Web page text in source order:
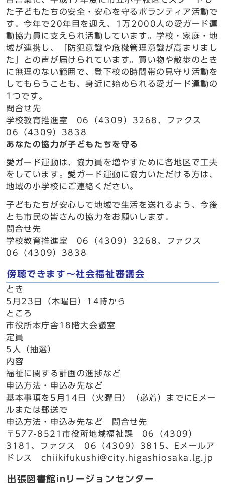
た子どもたちの安全・安心を守るボランティア活動で
す。今年で20年目を迎え、1万2000人の愛ガード運
動協力員に支えられ活動しています。学校・家庭・地
域が連携し、「防犯意識や危機管理意識が高まりまし
た」との声が届けられています。買い物や散歩のとき
に無理のない範囲で、登下校の時間帯の見守り活動を
してもらうことも、身近に始められる愛ガード運動の
1つです。
問合せ先
学校教育推進室 06（4309）3268、ファクス
06（4309）3838
あなたの協力が子どもたちを守る
愛ガード運動は、協力員を増やすために各地区で工夫
をしています。愛ガード運動に協力いただける方は、
地域の小学校にご連絡ください。
子どもたちが安心して地域で生活を送れるよう、今後
とも市民の皆さんの協力をお願いします。
問合せ先
学校教育推進室 06（4309）3268、ファクス
06（4309）3838
傍聴できます～社会福祉審議会
とき
5月23日（木曜日）14時から
ところ
市役所本庁舎18階大会議室
定員
5人（抽選）
内容
福祉に関する計画の進捗など
申込方法・申込み先など
基本事項を5月14日（火曜日）（必着）までにEメー
ルまたは郵送で
申込方法・申込み先など 問合せ先
〒577-8521市役所地域福祉課 06（4309）
3181、ファクス 06（4309）3815、Eメールア
ドレス chiikifukushi@city.higashiosaka.lg.jp
出張図書館inリージョンセンター